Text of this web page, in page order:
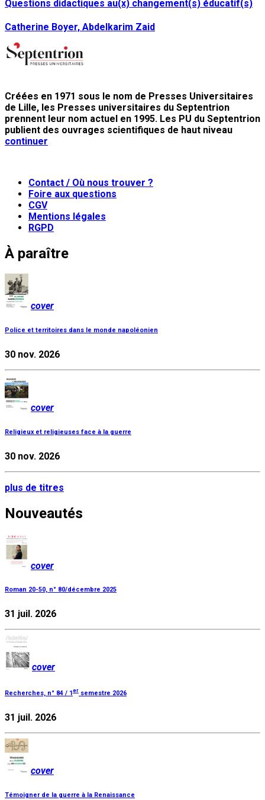
Questions didactiques au(x) changement(s) éducatif(s)
Catherine Boyer, Abdelkarim Zaid
Créées en 1971 sous le nom de Presses Universitaires
de Lille, les Presses universitaires du Septentrion
prennent leur nom actuel en 1995. Les PU du Septentrion
publient des ouvrages scientifiques de haut niveau
continuer
Contact / Où nous trouver ?
Foire aux questions
CGV
Mentions légales
RGPD
À paraître
cover
Police et territoires dans le monde napoléonien
30 nov. 2026
cover
Religieux et religieuses face à la guerre
30 nov. 2026
plus de titres
Nouveautés
cover
Roman 20-50, n° 80/décembre 2025
31 juil. 2026
cover
Recherches, n° 84 / 1er semestre 2026
31 juil. 2026
cover
Témoigner de la guerre à la Renaissance